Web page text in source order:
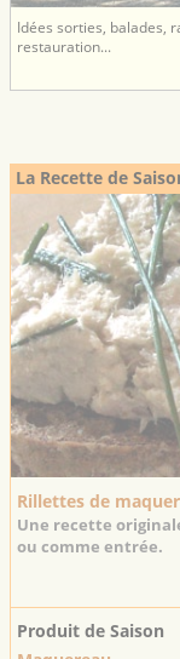
Idées sorties, balades,
restauration...
La Recette de
Rillettes de
Une recette
ou comme entrée.
Produit de Saison